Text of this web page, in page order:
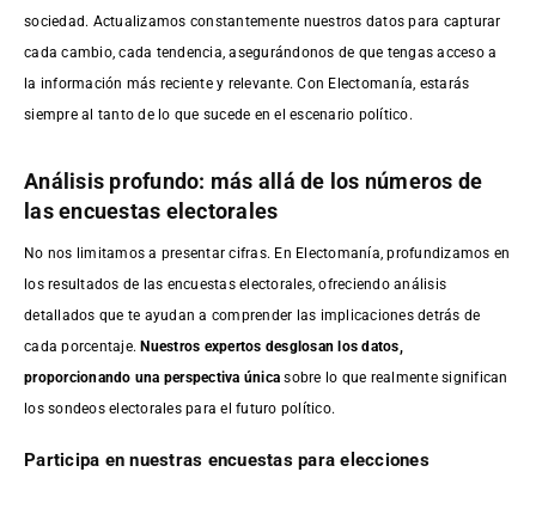
sociedad. Actualizamos constantemente nuestros datos para capturar
cada cambio, cada tendencia, asegurándonos de que tengas acceso a
la información más reciente y relevante. Con Electomanía, estarás
siempre al tanto de lo que sucede en el escenario político.
Análisis profundo: más allá de los números de
las encuestas electorales
No nos limitamos a presentar cifras. En Electomanía, profundizamos en
los resultados de las encuestas electorales, ofreciendo análisis
detallados que te ayudan a comprender las implicaciones detrás de
cada porcentaje.Nuestros expertos desglosan los datos,
proporcionando una perspectiva única sobre lo que realmente significan
los sondeos electorales para el futuro político.
Participa en nuestras encuestas para elecciones